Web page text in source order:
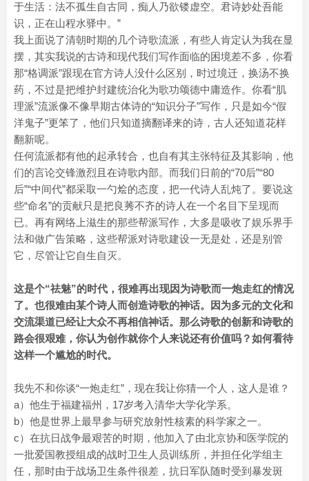
于生活：法不孤生自古同，痴人乃欲镂虚空。君诗妙处吾能
识，正在山程水驿中。”
我上面说了清朝时期的几个诗歌流派，有些人肯定认为我在显
摆，其实我说的古诗和现代我们写作面临的困境差不多，你看
那“格调派”跟现在官方诗人没什么区别，时过境迁，换汤不换
药，不过是把维护封建统治化为歌功颂德中庸造作。你看“肌
理派”流派像不像早期古体诗的“知识分子”写作，只是如今“假
洋鬼子”更笨了，他们只知道摘翻译来的诗，古人还知道花样
翻新呢。
任何流派都有他的起承转合，也自有其主张特征及其影响，他
们的言论交锋激烈且在诗歌内部。而我们日前的“70后”“80
后”“中间代”都采取一勺烩的态度，把一代诗人乱炖了。要说这
些“命名”的贡献只是把良莠不齐的诗人在一个名目下呈现而
已。再有网络上滋生的那些帮派写作，大多是吸收了娱乐界手
法和做广告策略，这些帮派对诗歌建设一无是处，还是别管
它，尽管让它自生自灭。
这是个“祛魅”的时代，很难再出现因为诗歌而一炮走红的情况
了。也很难由某个诗人而创造诗歌的神话。因为多元的文化和
交流渠道已经让大众不再相信神话。那么诗歌的创新和诗歌的
路会很艰难，你认为创作就你个人来说还有价值吗？如何看待
这样一个尴尬的时代。
我先不和你谈“一炮走红”，现在我让你猜一个人，这人是谁？
a）他生于福建福州，17岁考入清华大学化学系。
b）他是世界上最早参与研究放射性核素的科学家之一。
c）在抗日战争最艰苦的时期，他加入了由北京协和医学院的
一批爱国教授组成的战时卫生人员训练所，并担任化学组主
任，那时由于战场卫生条件很差，抗日军队随时受到暴发斑